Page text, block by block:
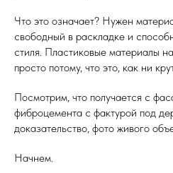
Что это означает? Нужен
свободный в раскладке и
стиля. Пластиковые материалы
просто потому, что это, как ни
Посмотрим, что получается с
фиброцемента с фактурой под
доказательство, фото живого
Начнем.